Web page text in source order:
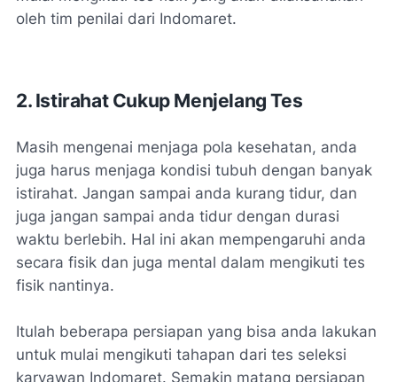
oleh tim penilai dari Indomaret.
2. Istirahat Cukup Menjelang Tes
Masih mengenai menjaga pola kesehatan, anda
juga harus menjaga kondisi tubuh dengan banyak
istirahat. Jangan sampai anda kurang tidur, dan
juga jangan sampai anda tidur dengan durasi
waktu berlebih. Hal ini akan mempengaruhi anda
secara fisik dan juga mental dalam mengikuti tes
fisik nantinya.
Itulah beberapa persiapan yang bisa anda lakukan
untuk mulai mengikuti tahapan dari tes seleksi
karyawan Indomaret. Semakin matang persiapan